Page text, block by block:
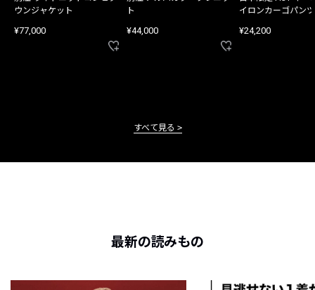
ウンジャケット
¥77,000
ト
¥44,000
イロンカーゴパンツ
¥24,200
すべて見る
最新の読みもの